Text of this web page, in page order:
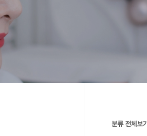
분류 전체보기